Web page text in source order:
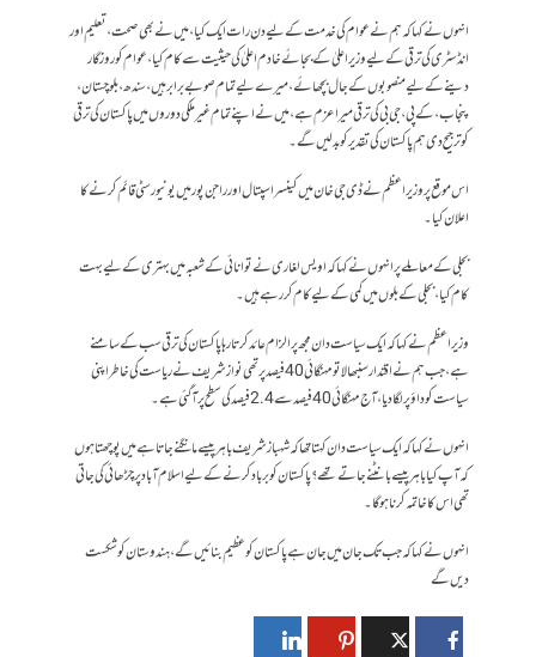
انہوں نے کہا کہ ہم نے عوام کی خدمت کے لیے دن رات ایک کیا، میں نے بھی صحت، تعلیم اور
انڈسٹری کی ترقی کے لیے وزیراعلیٰ کے بجائے خادم اعلیٰ کی حیثیت سے کام کیا، عوام کو روزگار
دینے کے لیے منصوبوں کے جال بچھائے، میرے لیے تمام صوبے برابر ہیں، سندھ، بلوچستان،
پنجاب، کے پی، جی بی کی ترقی میرا عزم ہے، میں نے اپنے تمام غیر ملکی دوروں میں پاکستان کی ترقی
کو ترجیح دی ہم پاکستان کی تقدیر کو بدلیں گے۔
اس موقع پر وزیراعظم نے ڈی جی خان میں کینسر اسپتال اور راجن پور میں یونیورسٹی قائم کرنے کا
اعلان کیا۔
بجلی کے معاملے پر انہوں نے کہا کہ اویس لغاری نے توانائی کے شعبہ میں بہتری کے لیے بہت
کام کیا، بجلی کے بلوں میں کمی کے لیے کام کررہے ہیں۔
وزیراعظم نے کہا کہ ایک سیاست دان مجھ پر الزام عائد کرتا رہا پاکستان کی ترقی سب کے سامنے
ہے، جب ہم نے اقتدار سنبھالا تو مہنگائی 40 فیصد پر تھی نواز شریف نے ریاست کی خاطر اپنی
سیاست کو داؤ پر لگادیا، آج مہنگائی 40 فیصد سے 2.4 فیصد کی سطح پر آگئی ہے۔
انہوں نے کہا کہ ایک سیاست دان کہتا تھا کہ شہباز شریف باہر پیسے مانگنے جاتا ہے میں پوچھتا ہوں
کہ آپ کیا باہر پیسے بانٹنے جاتے تھے؟ پاکستان کو برباد کرنے کے لیے اسلام آباد پر چڑھائی کی جاتی
تھی اس کا خاتمہ کرنا ہوگا۔
انہوں نے کہا کہ جب تک جان میں جان ہے پاکستان کو عظیم بنائیں گے، ہندوستان کو شکست
دیں گے